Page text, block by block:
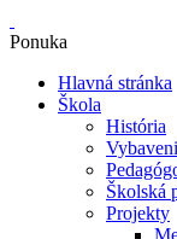
Ponuka
Hlavná stránka
Škola
História
Školská
Projekty